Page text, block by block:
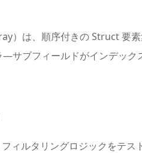
）は、順序付きの Struct 要
サブフィールドがインデッ
ィルタリングロジックをテ